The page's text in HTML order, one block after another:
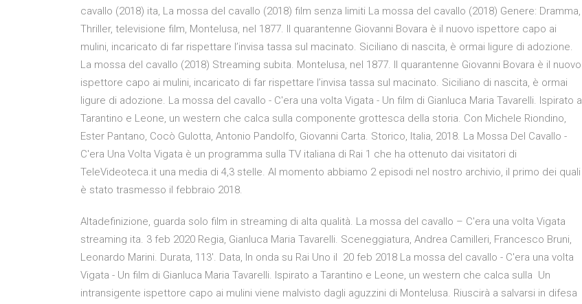
cavallo (2018) ita, La mossa del cavallo (2018) film senza limiti La mossa del cavallo (2018) Genere: Dramma,
Thriller, televisione film, Montelusa, nel 1877. Il quarantenne Giovanni Bovara è il nuovo ispettore capo ai
mulini, incaricato di far rispettare l’invisa tassa sul macinato. Siciliano di nascita, è ormai ligure di adozione.
La mossa del cavallo (2018) Streaming subita. Montelusa, nel 1877. Il quarantenne Giovanni Bovara è il nuovo
ispettore capo ai mulini, incaricato di far rispettare l’invisa tassa sul macinato. Siciliano di nascita, è ormai
ligure di adozione. La mossa del cavallo - C'era una volta Vigata - Un film di Gianluca Maria Tavarelli. Ispirato a
Tarantino e Leone, un western che calca sulla componente grottesca della storia. Con Michele Riondino,
Ester Pantano, Cocò Gulotta, Antonio Pandolfo, Giovanni Carta. Storico, Italia, 2018. La Mossa Del Cavallo -
C'era Una Volta Vigata è un programma sulla TV italiana di Rai 1 che ha ottenuto dai visitatori di
TeleVideoteca.it una media di 4,3 stelle. Al momento abbiamo 2 episodi nel nostro archivio, il primo dei quali
è stato trasmesso il febbraio 2018.
Altadefinizione, guarda solo film in streaming di alta qualità. La mossa del cavallo – C'era una volta Vigata
streaming ita. 3 feb 2020 Regia, Gianluca Maria Tavarelli. Sceneggiatura, Andrea Camilleri, Francesco Bruni,
Leonardo Marini. Durata, 113'. Data, In onda su Rai Uno il 20 feb 2018 La mossa del cavallo - C'era una volta
Vigata - Un film di Gianluca Maria Tavarelli. Ispirato a Tarantino e Leone, un western che calca sulla Un
intransigente ispettore capo ai mulini viene malvisto dagli aguzzini di Montelusa. Riuscirà a salvarsi in difesa